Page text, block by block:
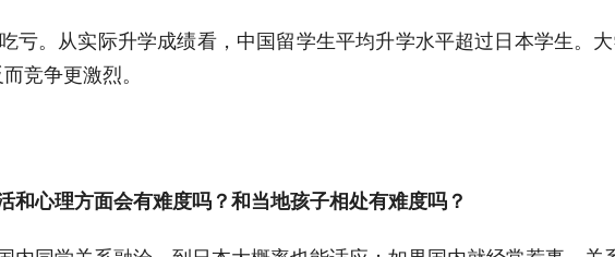
亏。从实际升学成绩看，中国留学生平均升学水平超过日本学生。
竞争更激烈。
和心理方面会有难度吗？和当地孩子相处有难度吗？